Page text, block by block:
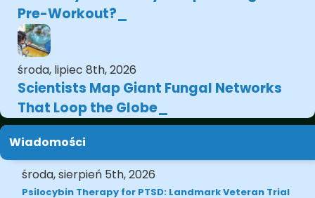
Pre-Workout?
środa, lipiec 8th, 2026
Scientists Map Giant Fungal Networks
That Loop the Globe
Wiadomości
środa, sierpień 5th, 2026
Psilocybin Therapy for PTSD: Landmark Veteran Trial